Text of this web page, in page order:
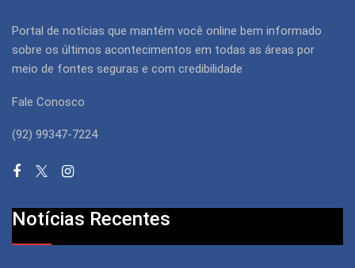
Portal de notícias que mantém você online bem informado
sobre os últimos acontecimentos em todas as áreas por
meio de fontes seguras e com credibilidade
Fale Conosco
(92) 99347-7224
Notícias Recentes